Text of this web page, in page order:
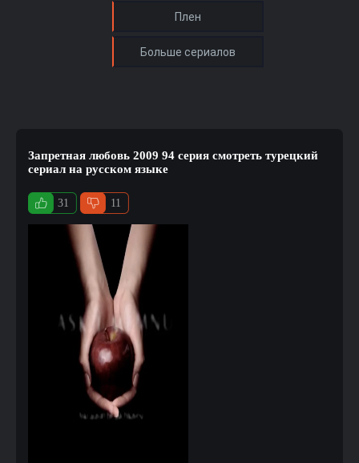
Запретная любовь 2009 94 серия смотреть турецкий
сериал на русском языке
31 11